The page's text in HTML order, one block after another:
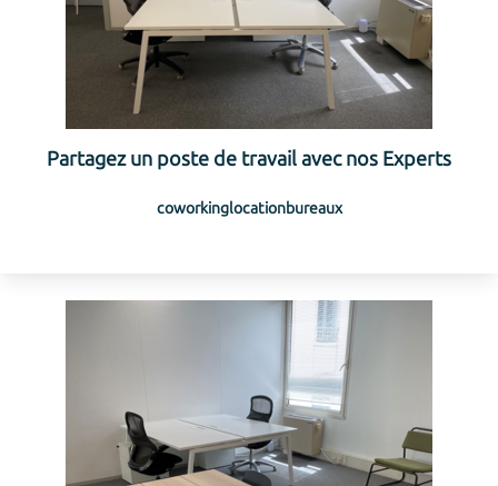
Partagez un poste de travail avec nos Experts
coworkinglocationbureaux